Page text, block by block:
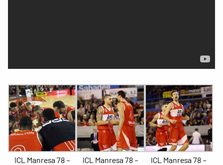
ICL Manresa 78 –
ICL Manresa 78 –
ICL Manresa 78 –